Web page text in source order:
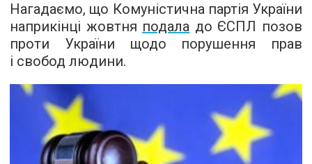
Нагадаємо, що Комуністична партія України
наприкінці жовтня подала до ЄСПЛ позов
проти України щодо порушення прав
і свобод людини.